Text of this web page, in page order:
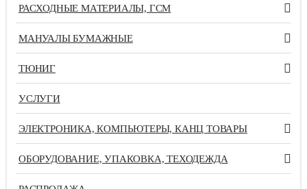
РАСХОДНЫЕ МАТЕРИАЛЫ, ГСМ
МАНУАЛЫ БУМАЖНЫЕ
ТЮНИГ
УСЛУГИ
ЭЛЕКТРОНИКА, КОМПЬЮТЕРЫ, КАНЦ ТОВАРЫ
ОБОРУДОВАНИЕ, УПАКОВКА, ТЕХОДЕЖДА